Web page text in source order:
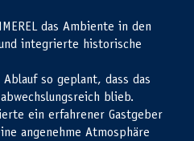
das Ambiente in den
integrierte historische
so geplant, dass das
blieb.
ein erfahrener Gastgeber
angenehme Atmosphäre